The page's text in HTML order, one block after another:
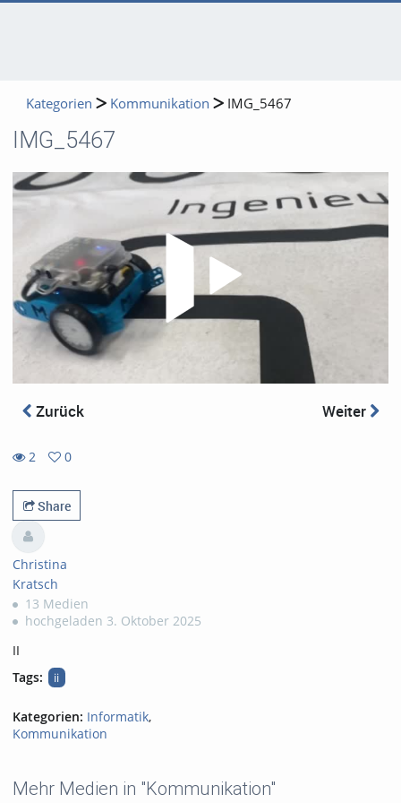
Kategorien Kommunikation IMG_5467
IMG_5467
Zurück Weiter
2
views
0
favorites
Share
Christina
Kratsch
13 Medien
hochgeladen 3. Oktober 2025
II
Tags:
ii
Kategorien: Informatik,
Kommunikation
Mehr Medien in "Kommunikation"